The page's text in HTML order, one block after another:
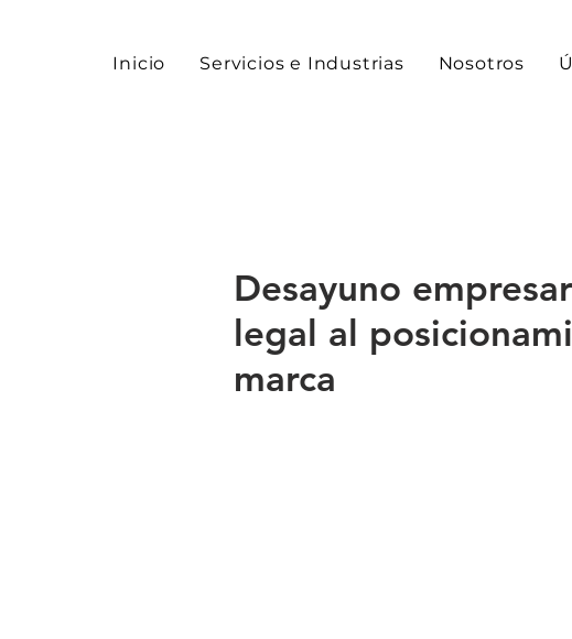
Inicio Servicios e Industrias Nosotros
Desayuno
legal al
marca